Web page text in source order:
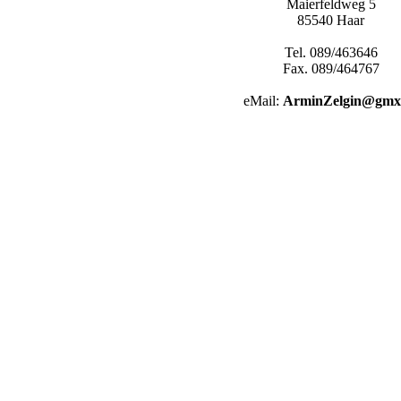
Maierfeldweg 5
85540 Haar
Tel. 089/463646
Fax. 089/464767
eMail: